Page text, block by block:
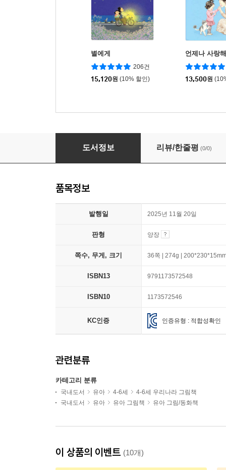
별에게
206건
15,120원 (10% 할인)
언제나 사랑해
13,500원
네가 자랑스러워
도서정보 리뷰/한줄평 (0/0)
품목정보
발행일 2025년 11월 20일
판형 양장
쪽수, 무게, 크기 36쪽 | 274g |
ISBN13 9791173572548
ISBN10 1173572546
KC인증 인증유형 : 적합성확인
관련분류
카테고리 분류
국내도서 유아 4-6세
4-6세 우리나라 그림책
국내도서
유아 유아 그림책 유아 그림/동화책
이 상품의 이벤트 (10개)